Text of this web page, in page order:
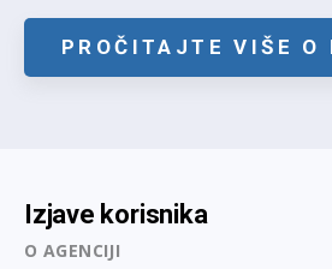
PROČITAJTE VIŠE O
Izjave korisnika
O AGENCIJI